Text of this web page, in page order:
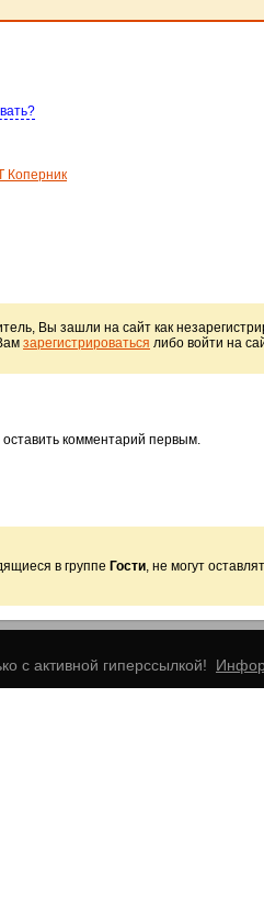
Коперник
Вы зашли на сайт как
зарегистрироваться либо войти на
комментарий первым.
в группе Гости, не могут
с активной гиперссылкой!